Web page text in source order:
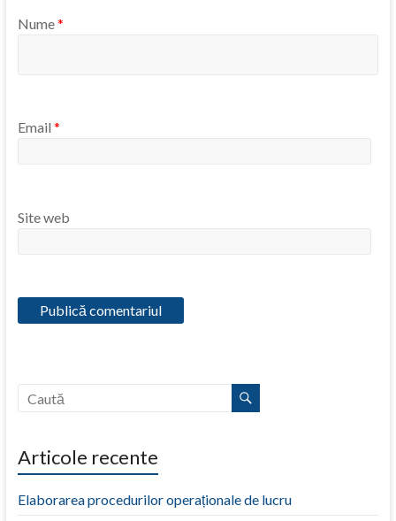
Nume*
Email *
Site web
Articole recente
Elaborarea procedurilor operaționale de lucru